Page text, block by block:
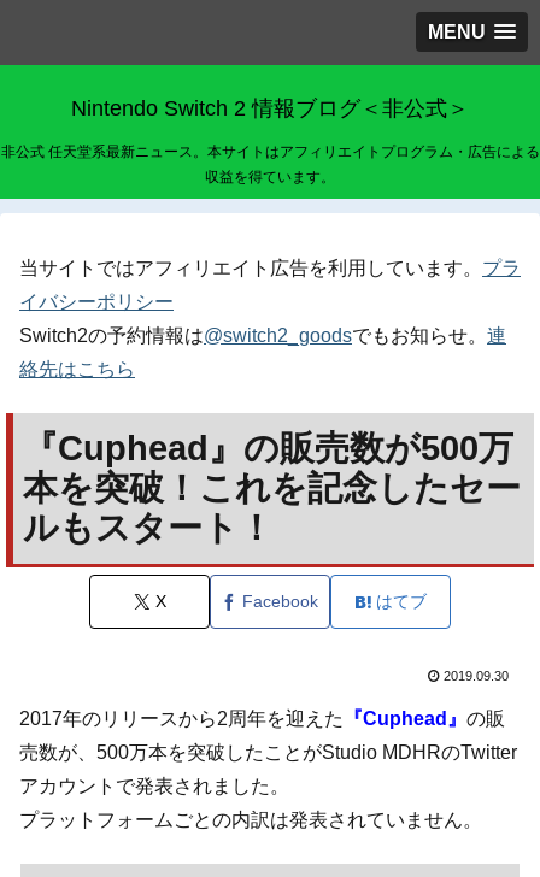
MENU
Nintendo Switch 2 情報ブログ＜非公式＞
非公式 任天堂系最新ニュース。本サイトはアフィリエイトプログラム・広告による
収益を得ています。
当サイトではアフィリエイト広告を利用しています。 プラ
イバシーポリシー
Switch2の予約情報は@switch2_goodsでもお知らせ。 連
絡先はこちら
『Cuphead』の販売数が500万
本を突破！これを記念したセー
ルもスタート！
X Facebook はてブ
2019.09.30
2017年のリリースから2周年を迎えた 『Cuphead』 の販
売数が、500万本を突破したことがStudio MDHRのTwitter
アカウントで発表されました。
プラットフォームごとの内訳は発表されていません。